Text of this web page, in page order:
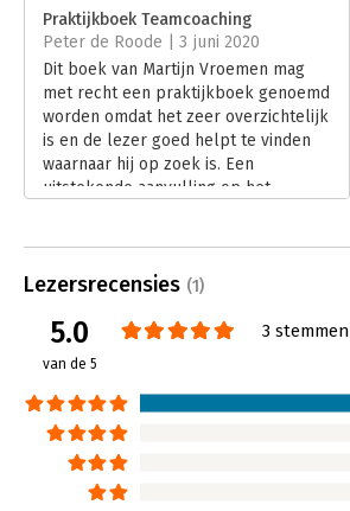
Verschijningsdatum:
2-1-2020
Hoofdrubriek: Coaching en trainen
Praktijkboek Teamcoaching
Peter de Roode | 3 juni 2020
Dit boek van Martijn Vroemen mag
met recht een praktijkboek genoemd
worden omdat het zeer overzichtelijk
is en de lezer goed helpt te vinden
waarnaar hij op zoek is. Een
uitstekende aanvulling op het
boven de materie staat.
Lezersrecensies (1)
5.0
van de 5
3 stemmen